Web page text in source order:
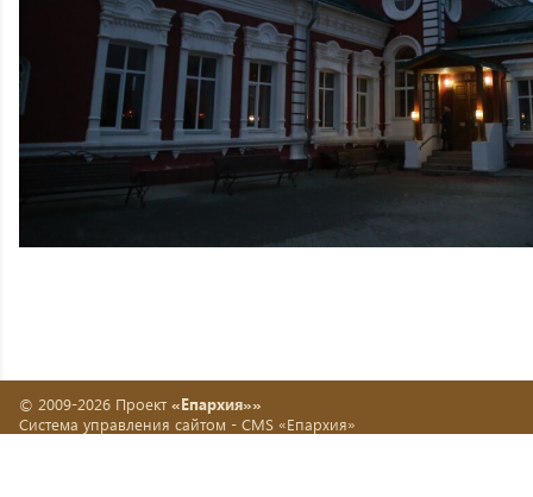
© 2009-2026 Проект «Епархия»»
Система управления сайтом - CMS «Епархия»